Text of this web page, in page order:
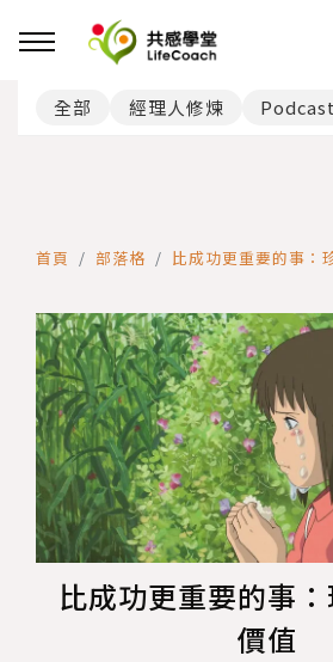
全部 經理人修煉 Podcast
首頁 部落格 比成功更重要的事：
比成功更重要的事
價值